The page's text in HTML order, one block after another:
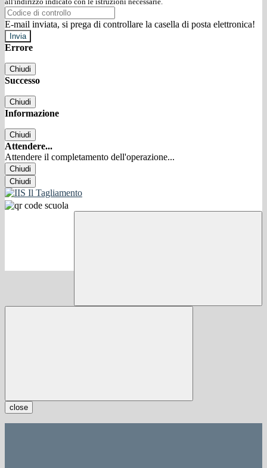
E-mail inviata, si prega di controllare la casella di posta elettronica!
Errore
Chiudi
Successo
Chiudi
Informazione
Chiudi
Attendere...
Attendere il completamento dell'operazione...
Chiudi
Chiudi
close